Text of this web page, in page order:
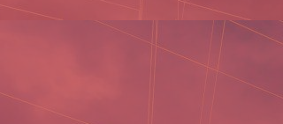
HỒ SƠ BAO GỒM:
Bằng tốt nghiệp
Bằng cấp liên quan (nếu có)